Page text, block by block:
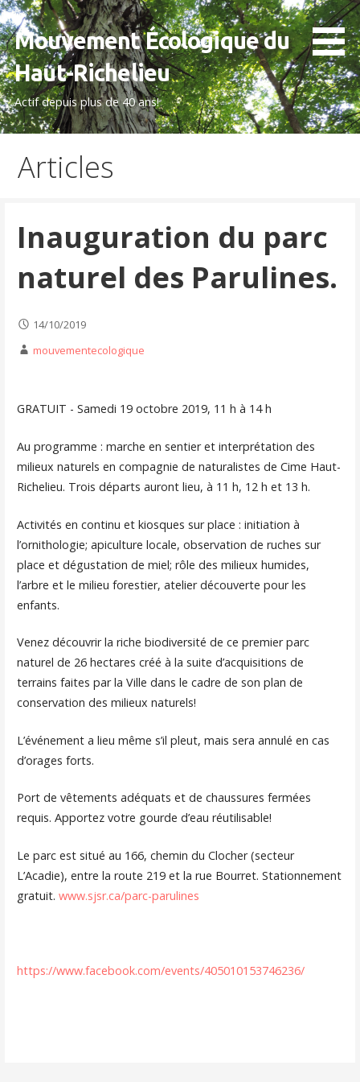
Aller
au
contenu
Mouvement Écologique du
Haut-Richelieu
Actif depuis plus de 40 ans!
Articles
Inauguration du parc
naturel des Parulines.
14/10/2019
mouvementecologique
GRATUIT - Samedi 19 octobre 2019, 11 h à 14 h
Au programme : marche en sentier et interprétation des
milieux naturels en compagnie de naturalistes de Cime Haut-
Richelieu. Trois départs auront lieu, à 11 h, 12 h et 13 h.
Activités en continu et kiosques sur place : initiation à
l’ornithologie; apiculture locale, observation de ruches sur
place et dégustation de miel; rôle des milieux humides,
l’arbre et le milieu forestier, atelier découverte pour les
enfants.
Venez découvrir la riche biodiversité de ce premier parc
naturel de 26 hectares créé à la suite d’acquisitions de
terrains faites par la Ville dans le cadre de son plan de
conservation des milieux naturels!
L’événement a lieu même s’il pleut, mais sera annulé en cas
d’orages forts.
Port de vêtements adéquats et de chaussures fermées
requis. Apportez votre gourde d’eau réutilisable!
Le parc est situé au 166, chemin du Clocher (secteur
L’Acadie), entre la route 219 et la rue Bourret. Stationnement
gratuit. www.sjsr.ca/parc-parulines
https://www.facebook.com/events/405010153746236/